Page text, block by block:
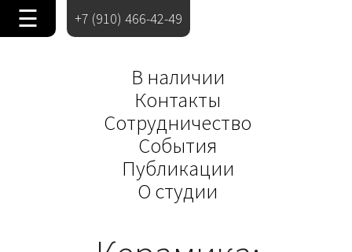
☰ +7 (910) 466-42-49
В наличии
Контакты
Сотрудничество
События
Публикации
О студии